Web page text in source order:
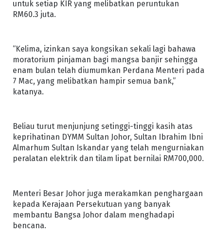
untuk setiap KIR yang melibatkan peruntukan
RM60.3 juta.
“Kelima, izinkan saya kongsikan sekali lagi bahawa
moratorium pinjaman bagi mangsa banjir sehingga
enam bulan telah diumumkan Perdana Menteri pada
7 Mac, yang melibatkan hampir semua bank,”
katanya.
Beliau turut menjunjung setinggi-tinggi kasih atas
keprihatinan DYMM Sultan Johor, Sultan Ibrahim Ibni
Almarhum Sultan Iskandar yang telah mengurniakan
peralatan elektrik dan tilam lipat bernilai RM700,000.
Menteri Besar Johor juga merakamkan penghargaan
kepada Kerajaan Persekutuan yang banyak
membantu Bangsa Johor dalam menghadapi
bencana.